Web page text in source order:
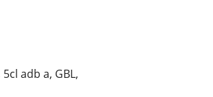
adb a, GBL,